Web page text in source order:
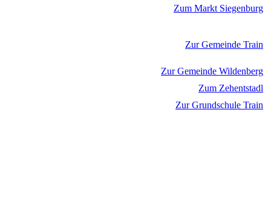
Zum Markt Siegenburg
Zur Gemeinde Train
Zur Gemeinde Wildenberg
Zum Zehentstadl
Zur Grundschule Train